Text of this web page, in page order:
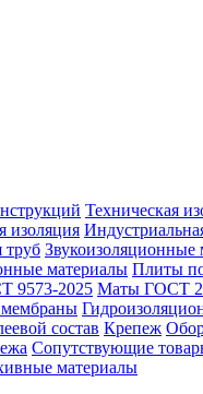
Техническая
изоляция
труб Звукоизоляционные
материалы Плиты
9573-2025 Маты ГОСТ
состав Крепеж
Сопутствующие
материалы